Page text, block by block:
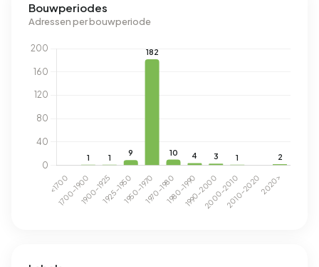
Bouwperiodes
Adressen per bouwperiode